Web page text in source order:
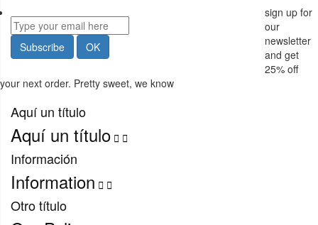
sign up for
our
newsletter
and get
25% off
your next order. Pretty sweet, we know
Aquí un título
Aquí un título  
Información
Information  
Otro título